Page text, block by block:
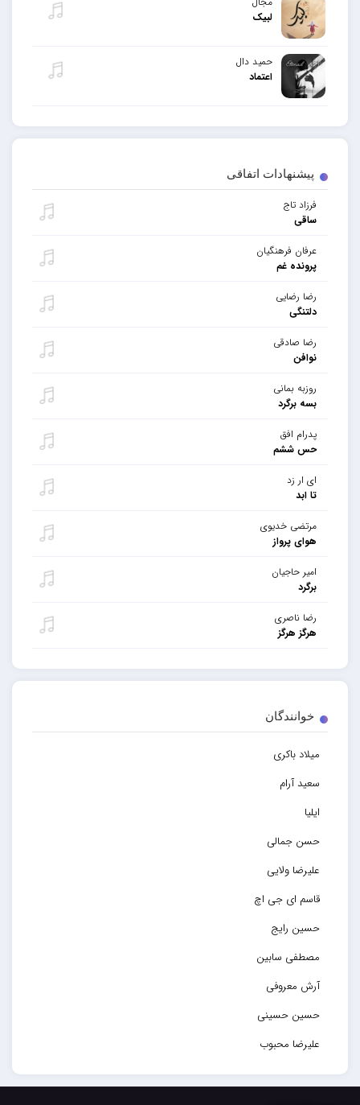
پیشنهادات اتفاقی
فرزاد تاج
ساقی
عرفان فرهنگیان
پرونده غم
رضا رضایی
دلتنگی
رضا صادقی
نوافن
روزبه بمانی
بسه برگرد
پدرام افق
حس ششم
ای ار زد
تا ابد
مرتضی خدیوی
هوای پرواز
امیر حاجیان
برگرد
رضا ناصری
هرگز هرگز
خوانندگان
میلاد باکری
سعید آرام
ایلیا
حسن جمالی
علیرضا ولایی
قاسم ای جی اچ
حسین رایج
مصطفی سابین
آرش معروفی
حسین حسینی
علیرضا محبوب
حسین حصارکی
لبیک
حمید دال
اعتماد